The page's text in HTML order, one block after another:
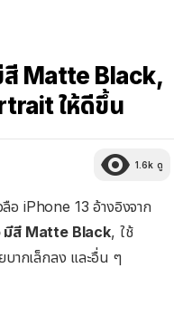
สี Matte Black,
ให้ดีขึ้น
1.6k ดู
ลือ iPhone 13 อ้างอิงจาก
มีสี Matte Black, ใช้
ากเล็กลง และอื่น ๆ